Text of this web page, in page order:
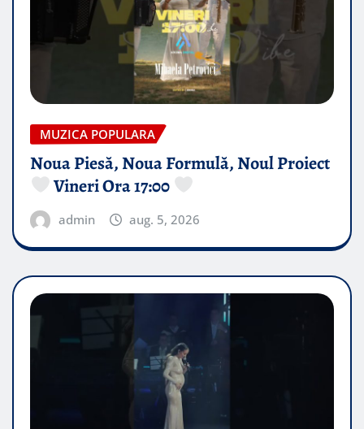
MUZICA POPULARA
Noua Piesă, Noua Formulă, Noul Proiect
Vineri Ora 17:00
admin aug. 5, 2026